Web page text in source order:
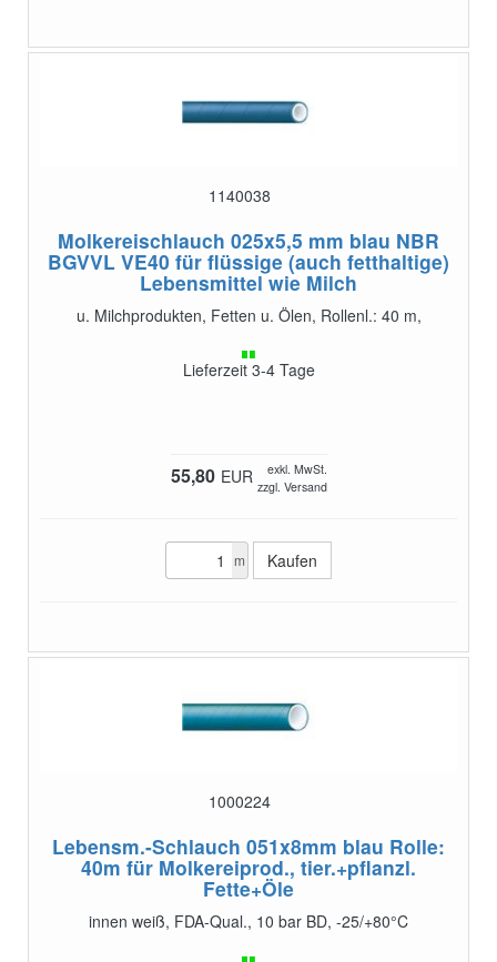
1140038
Molkereischlauch 025x5,5 mm blau NBR
BGVVL VE40 für flüssige (auch fetthaltige)
Lebensmittel wie Milch
u. Milchprodukten, Fetten u. Ölen, Rollenl.: 40 m,
Lieferzeit 3-4 Tage
55,80 EUR
exkl. MwSt.
zzgl. Versand
m
1000224
Lebensm.-Schlauch 051x8mm blau Rolle:
40m für Molkereiprod., tier.+pflanzl.
Fette+Öle
innen weiß, FDA-Qual., 10 bar BD, -25/+80°C